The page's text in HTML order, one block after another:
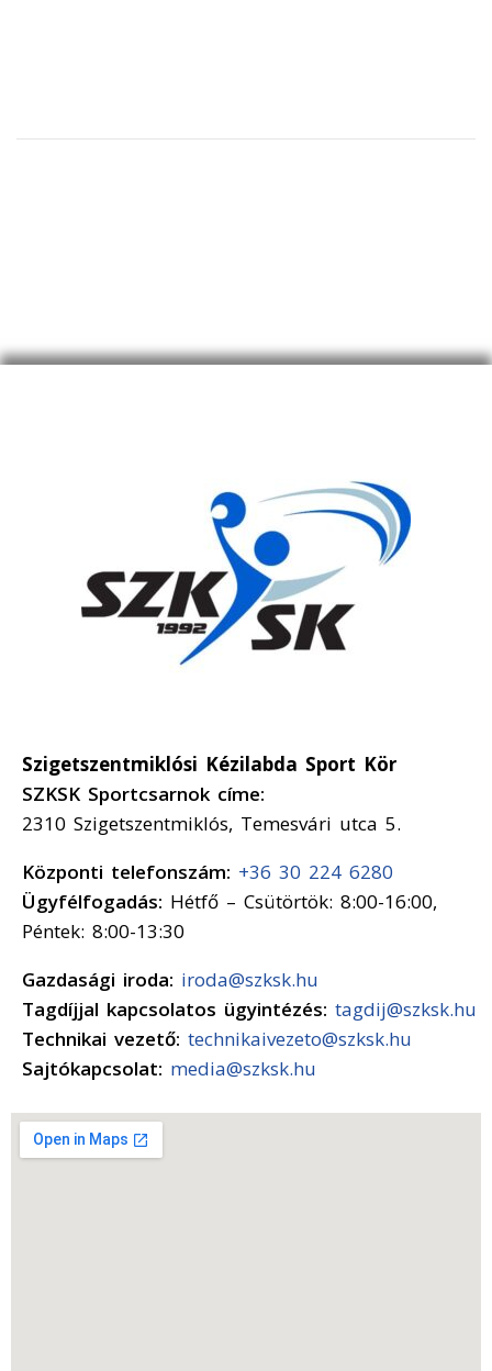
Szigetszentmiklósi Kézilabda Sport Kör
SZKSK Sportcsarnok címe:
2310 Szigetszentmiklós, Temesvári utca 5.
Központi telefonszám: +36 30 224 6280
Ügyfélfogadás: Hétfő – Csütörtök: 8:00-16:00,
Péntek: 8:00-13:30
Gazdasági iroda: iroda@szksk.hu
Tagdíjjal kapcsolatos ügyintézés: tagdij@szksk.hu
Technikai vezető: technikaivezeto@szksk.hu
Sajtókapcsolat: media@szksk.hu